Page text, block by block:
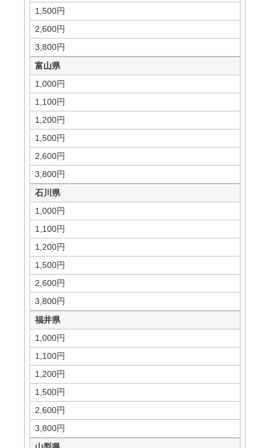
1,500円
2,600円
3,800円
富山県
1,000円
1,100円
1,200円
1,500円
2,600円
3,800円
石川県
1,000円
1,100円
1,200円
1,500円
2,600円
3,800円
福井県
1,000円
1,100円
1,200円
1,500円
2,600円
3,800円